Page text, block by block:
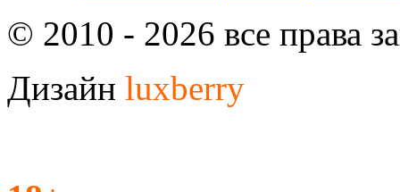
© 2010 - 2026 все права
Дизайн luxberry